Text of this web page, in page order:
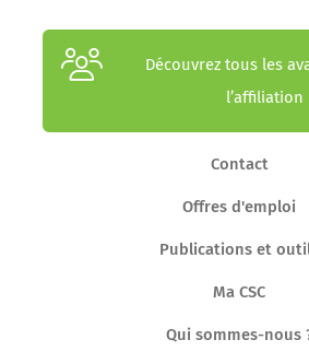
Découvrez tous les
l’affiliation
Contact
Offres d'emploi
Publications et
Ma CSC
Qui sommes-nous